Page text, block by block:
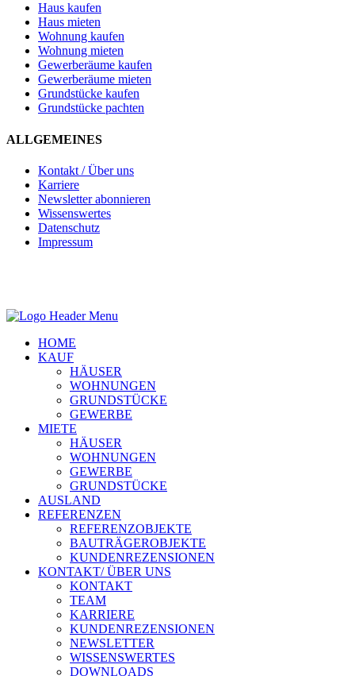
Haus kaufen
Haus mieten
Wohnung kaufen
Wohnung mieten
Gewerberäume kaufen
Gewerberäume mieten
Grundstücke kaufen
Grundstücke pachten
ALLGEMEINES
Kontakt / Über uns
Karriere
Newsletter abonnieren
Wissenswertes
Datenschutz
Impressum
HOME
KAUF
HÄUSER
WOHNUNGEN
GRUNDSTÜCKE
GEWERBE
MIETE
HÄUSER
WOHNUNGEN
GEWERBE
GRUNDSTÜCKE
AUSLAND
REFERENZEN
REFERENZOBJEKTE
BAUTRÄGEROBJEKTE
KUNDENREZENSIONEN
KONTAKT/ ÜBER UNS
KONTAKT
TEAM
KARRIERE
KUNDENREZENSIONEN
NEWSLETTER
WISSENSWERTES
DOWNLOADS